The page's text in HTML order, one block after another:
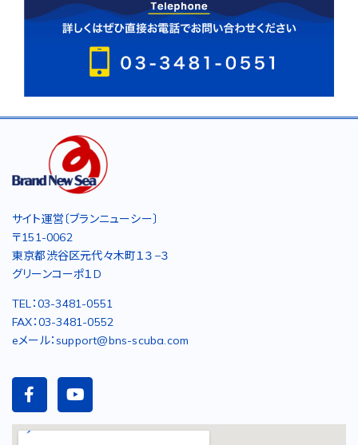
サイト運営〔ブランニューシー〕
〒151-0062
東京都渋谷区元代々木町１３−３
グリーンコーポ１D
TEL：03-3481-0551
FAX：03-3481-0552
eメール：support@bns-scuba.com